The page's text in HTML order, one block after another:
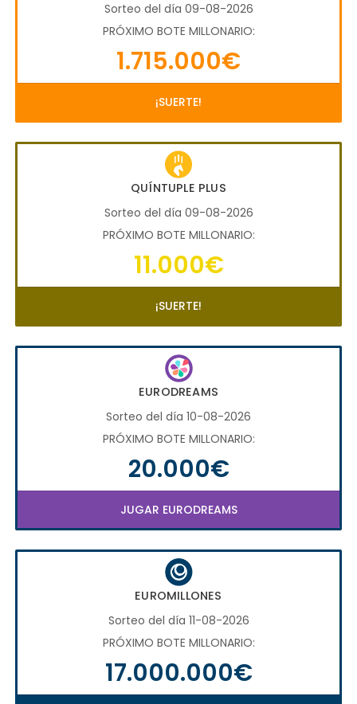
Sorteo del día 09-08-2026
PRÓXIMO BOTE MILLONARIO:
1.715.000€
¡SUERTE!
QUÍNTUPLE PLUS
Sorteo del día 09-08-2026
PRÓXIMO BOTE MILLONARIO:
11.000€
¡SUERTE!
EURODREAMS
Sorteo del día 10-08-2026
PRÓXIMO BOTE MILLONARIO:
20.000€
JUGAR EURODREAMS
EUROMILLONES
Sorteo del día 11-08-2026
PRÓXIMO BOTE MILLONARIO:
17.000.000€